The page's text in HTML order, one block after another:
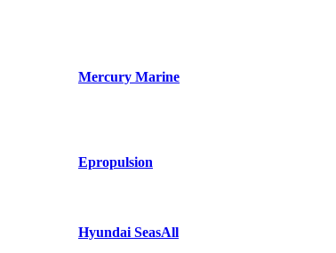
Mercury Marine
Epropulsion
Hyundai SeasAll